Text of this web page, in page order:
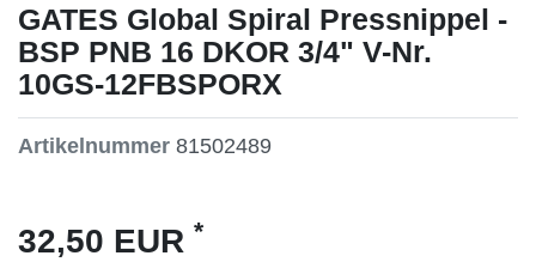
GATES Global Spiral Pressnippel -
BSP PNB 16 DKOR 3/4" V-Nr.
10GS-12FBSPORX
Artikelnummer 81502489
32,50 EUR *